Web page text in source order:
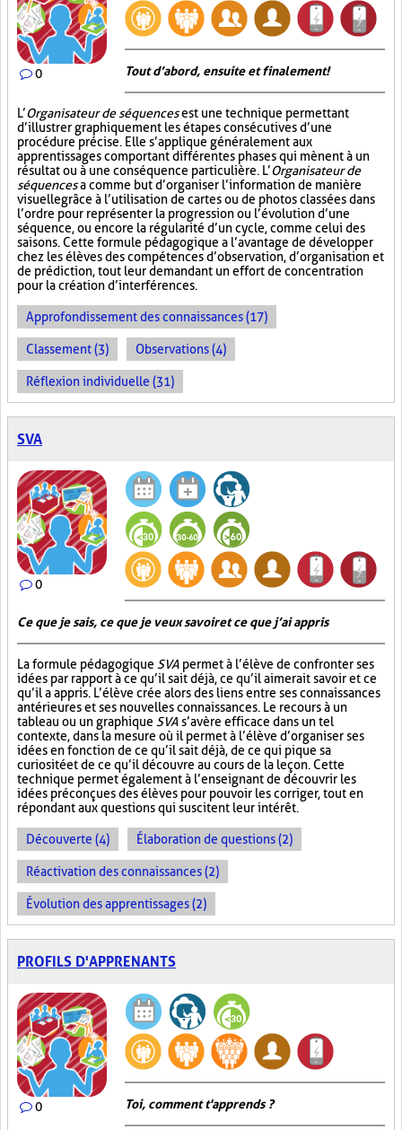
0 Tout d’abord, ensuite et finalement!
L’Organisateur de séquencesest une technique permettant
d’illustrer graphiquement les étapes consécutives d’une
procédure précise. Elle s’applique généralement aux
apprentissages comportant différentes phases qui mènent à un
résultat ou à une conséquence particulière. L’Organisateur de
séquencesa comme but d’organiser l’information de manière
visuellegrâce à l’utilisation de cartes ou de photos classées dans
l’ordre pour représenter la progression ou l’évolution d’une
séquence, ou encore la régularité d’un cycle, comme celui des
saisons. Cette formule pédagogique a l’avantage de développer
chez les élèves des compétences d’observation, d’organisation et
de prédiction, tout leur demandant un effort de concentration
pour la création d’interférences.
Approfondissement des connaissances (17)
Classement (3) Observations (4)
Réflexion individuelle (31)
SVA
0
Ce que je sais, ce que je veux savoir et ce que j’ai appris
La formule pédagogique SVA permet à l’élève de confronter ses
idées par rapport à ce qu’il sait déjà, ce qu’il aimerait savoir et ce
qu’il a appris. L’élève crée alors des liens entre ses connaissances
antérieures et ses nouvelles connaissances. Le recours à un
tableau ou un graphique SVA s’avère efficace dans un tel
contexte, dans la mesure où il permet à l’élève d’organiser ses
idées en fonction de ce qu’il sait déjà, de ce qui pique sa
curiosité et de ce qu’il découvre au cours de la leçon. Cette
technique permet également à l’enseignant de découvrir les
idées préconçues des élèves pour pouvoir les corriger, tout en
répondant aux questions qui suscitent leur intérêt.
Découverte (4) Élaboration de questions (2)
Réactivation des connaissances (2)
Évolution des apprentissages (2)
PROFILS D'APPRENANTS
0 Toi, comment t'apprends ?